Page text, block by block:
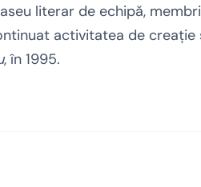
literar de echipă,
activitatea de
, în 1995.